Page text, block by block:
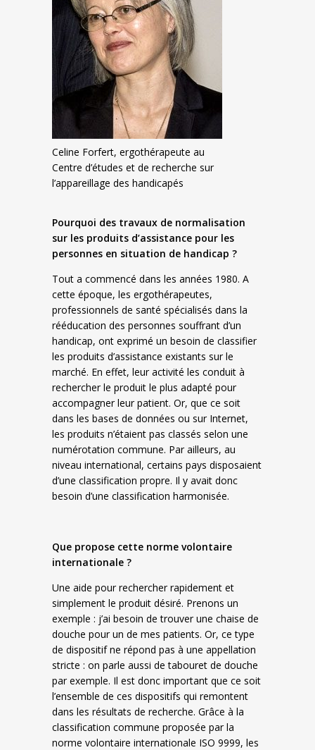
Celine Forfert, ergothérapeute au
Centre d’études et de recherche sur
l’appareillage des handicapés
Pourquoi des travaux de normalisation
sur les produits d’assistance pour les
personnes en situation de handicap ?
Tout a commencé dans les années 1980. A
cette époque, les ergothérapeutes,
professionnels de santé spécialisés dans la
rééducation des personnes souffrant d’un
handicap, ont exprimé un besoin de classifier
les produits d’assistance existants sur le
marché. En effet, leur activité les conduit à
rechercher le produit le plus adapté pour
accompagner leur patient. Or, que ce soit
dans les bases de données ou sur Internet,
les produits n’étaient pas classés selon une
numérotation commune. Par ailleurs, au
niveau international, certains pays disposaient
d’une classification propre. Il y avait donc
besoin d’une classification harmonisée.
Que propose cette norme volontaire
internationale ?
Une aide pour rechercher rapidement et
simplement le produit désiré. Prenons un
exemple : j’ai besoin de trouver une chaise de
douche pour un de mes patients. Or, ce type
de dispositif ne répond pas à une appellation
stricte : on parle aussi de tabouret de douche
par exemple. Il est donc important que ce soit
l’ensemble de ces dispositifs qui remontent
dans les résultats de recherche. Grâce à la
classification commune proposée par la
norme volontaire internationale ISO 9999, les